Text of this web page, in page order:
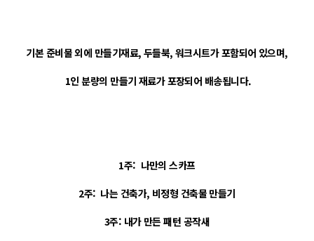
기본 준비물 외에 만들기재료, 두들북, 워크시트가 포함되어 있으며,
1인 분량의 만들기 재료가 포장되어 배송됩니다.
1주: 나만의 스카프
2주: 나는 건축가, 비정형 건축물 만들기
3주: 내가 만든 패턴 공작새